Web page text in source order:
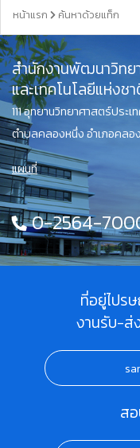
หน้าแรก ค้นหาด้วยแท็ก
สำนักงานพัฒนาวิทย
และเทคโนโลยีแห่งช
111 อุทยานวิทยาศาสตร์ประ
ตำบลคลองหนึ่ง อำเภอคลอ
แผนที่
0-2564-
ที่อยู่ไปร
งานรับ-ส่
ส